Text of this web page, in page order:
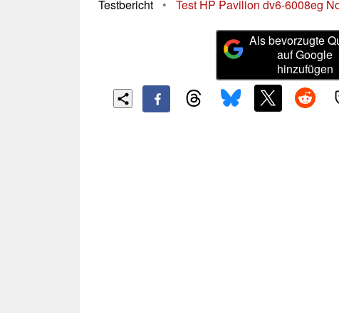
Testbericht
• Test HP Pavilion dv6-6008eg
Als bevorzugte
auf Google
hinzufügen